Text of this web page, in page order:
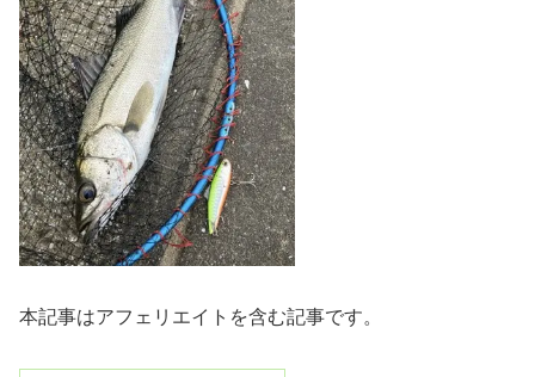
本記事はアフェリエイトを含む記事です。